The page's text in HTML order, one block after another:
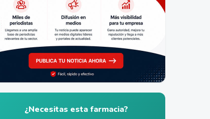
¿Necesitas esta farmacia?